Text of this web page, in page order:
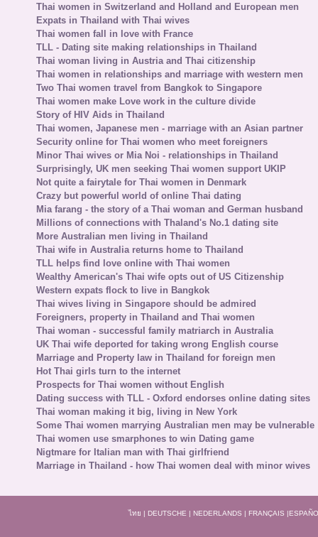
Thai women in Switzerland and Holland and European men
Expats in Thailand with Thai wives
Thai women fall in love with France
TLL - Dating site making relationships in Thailand
Thai woman living in Austria and Thai citizenship
Thai women in relationships and marriage with western men
Two Thai women travel from Bangkok to Singapore
Thai women make Love work in the culture divide
Story of HIV Aids in Thailand
Thai women, Japanese men - marriage with an Asian partner
Security online for Thai women who meet foreigners
Minor Thai wives or Mia Noi - relationships in Thailand
Surprisingly, UK men seeking Thai women support UKIP
Not quite a fairytale for Thai women in Denmark
Crazy but powerful world of online Thai dating
Mia farang - the story of a Thai woman and German husband
Millions of connections with Thaland's No.1 dating site
More Australian men living in Thailand
Thai wife in Australia returns home to Thailand
TLL helps find love online with Thai women
Wealthy American's Thai wife opts out of US Citizenship
Western expats flock to live in Bangkok
Thai wives living in Singapore should be admired
Foreigners, property in Thailand and Thai women
Thai woman - successful family matriarch in Australia
UK Thai wife deported for taking wrong English course
Marriage and Property law in Thailand for foreign men
Hot Thai girls turn to the internet
Prospects for Thai women without English
Dating success with TLL - Oxford endorses online dating sites
Thai woman making it big, living in New York
Some Thai women marrying Australian men may be vulnerable
Thai women use smarphones to win Dating game
Nigtmare for Italian man with Thai girlfriend
Marriage in Thailand - how Thai women deal with minor wives
ไทย | DEUTSCHE | NEDERLANDS | FRANÇAIS |